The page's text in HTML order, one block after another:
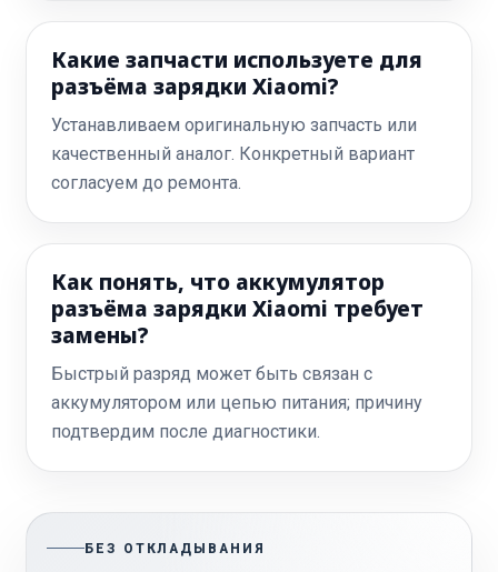
Какие запчасти используете для
разъёма зарядки Xiaomi?
Устанавливаем оригинальную запчасть или
качественный аналог. Конкретный вариант
согласуем до ремонта.
Как понять, что аккумулятор
разъёма зарядки Xiaomi требует
замены?
Быстрый разряд может быть связан с
аккумулятором или цепью питания; причину
подтвердим после диагностики.
БЕЗ ОТКЛАДЫВАНИЯ